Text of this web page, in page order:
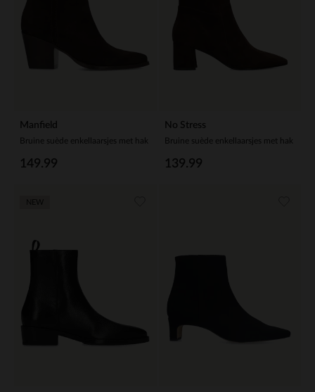
Manfield
Bruine suède enkellaarsjes met hak
149.99
No Stress
Bruine suède enkellaarsjes met hak
139.99